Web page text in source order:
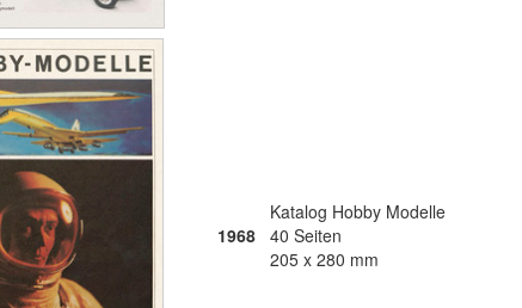
1968
Katalog Hobby Modelle
40 Seiten
205 x 280 mm